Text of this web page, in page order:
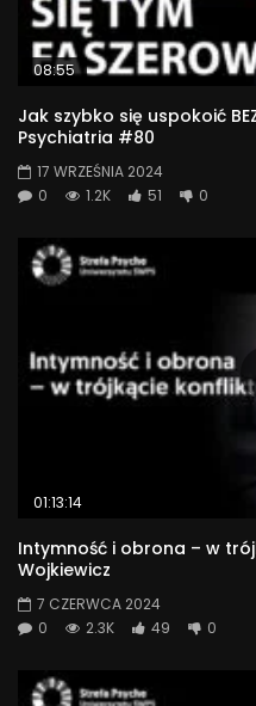
08:55
Jak szybko się uspokoić
Psychiatria #80
17 WRZEŚNIA 2024
0
1.2K 51 0
01:13:14
Intymność i obrona – w
Wojkiewicz
7 CZERWCA 2024
0
2.3K 49 0